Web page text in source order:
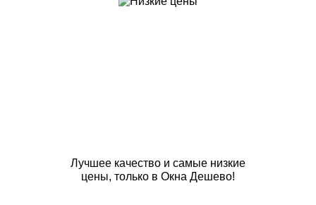
Лучшее качество и самые низкие
цены, только в Окна Дешево!